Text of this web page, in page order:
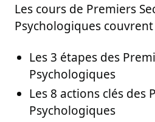
Les cours de Premiers
Psychologiques
Les 3 étapes des
Psychologiques
Les 8 actions clés des
Psychologiques